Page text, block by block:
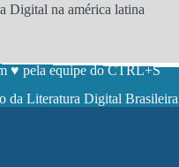
Digital na américa latina
♥ pela equipe do CTRL+S
da Literatura Digital Brasileira